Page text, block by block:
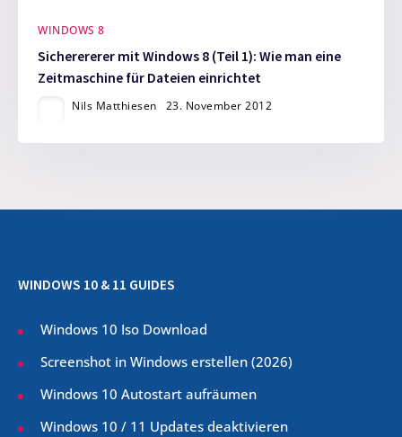
WINDOWS 8
Sicherererer mit Windows 8 (Teil 1): Wie man eine
Zeitmaschine für Dateien einrichtet
Nils Matthiesen 23. November 2012
WINDOWS 10 & 11 GUIDES
Windows 10 Iso Download
Screenshot in Windows erstellen (2026)
Windows 10 Autostart aufräumen
Windows 10 / 11 Updates deaktivieren